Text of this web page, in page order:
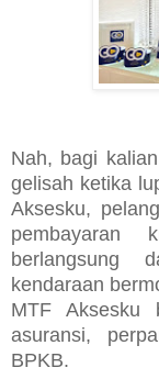
Nah, bagi
gelisah ketika
Aksesku,
pembayaran
berlangsung
kendaraan
MTF Aksesku
asuransi,
BPKB.